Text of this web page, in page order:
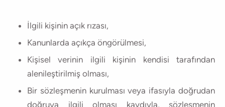
İlgili kişinin açık rızası,
Kanunlarda açıkça öngörülmesi,
Kişisel verinin ilgili kişinin kendisi tarafından
alenileştirilmiş olması,
Bir sözleşmenin kurulması veya ifasıyla doğrudan
doğruya ilgili olması kaydıyla, sözleşmenin